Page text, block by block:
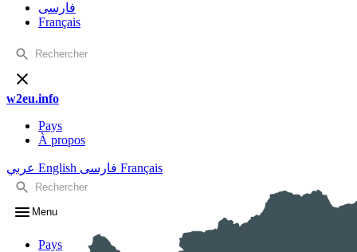
فارسی
Français
w2eu.info
Pays
À propos
عربي English فارسی Français
Menu
Pays